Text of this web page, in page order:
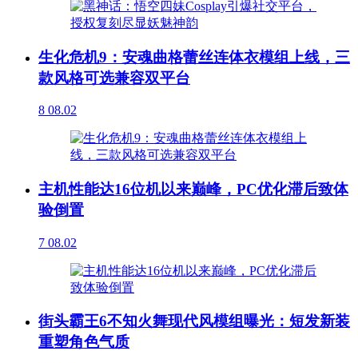
生化危机9：安魂曲格蕾丝连体衣模组上线，三
款风格可选兼容双平台
8 08.02
主机性能达16位机以来巅峰，PC优化滞后致体
验倒置
7 08.02
街头霸王6不知火舞现代风模组曝光：短发新装
重塑角色气质